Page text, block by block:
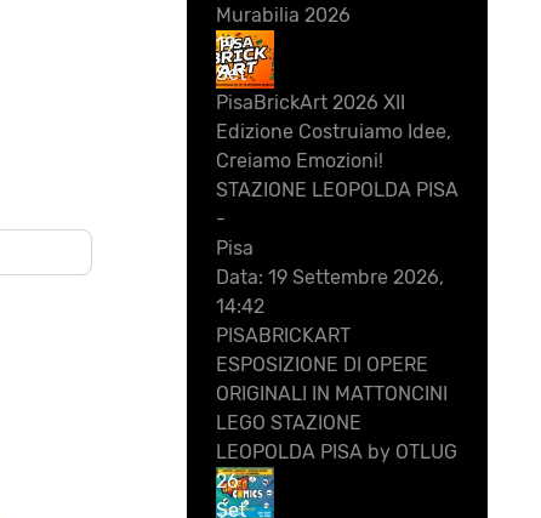
Murabilia 2026
19
Set
PisaBrickArt 2026 XII
Edizione Costruiamo Idee,
Creiamo Emozioni!
STAZIONE LEOPOLDA PISA
-
Pisa
Data: 19 Settembre 2026,
14:42
PISABRICKART
ESPOSIZIONE DI OPERE
ORIGINALI IN MATTONCINI
LEGO STAZIONE
LEOPOLDA PISA by OTLUG
26
Set